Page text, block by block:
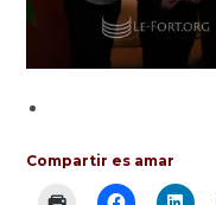
Compartir es amar